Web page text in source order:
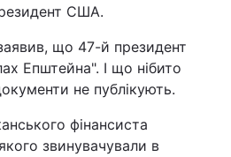
США.
що 47-й президент
Епштейна". І що нібито
не публікують.
фінансиста
звинувачували в